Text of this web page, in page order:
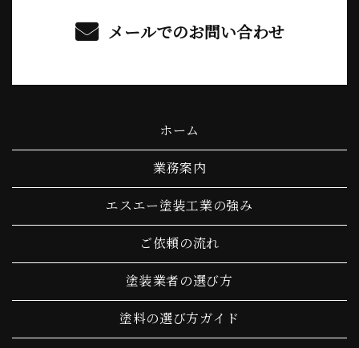
メールでのお問い合わせ
ホーム
業務案内
エスエー塗装工業の強み
ご依頼の流れ
塗装業者の選び方
塗料の選び方ガイド